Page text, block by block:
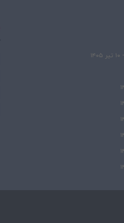
۱۰ تیر ۱۴۰۵